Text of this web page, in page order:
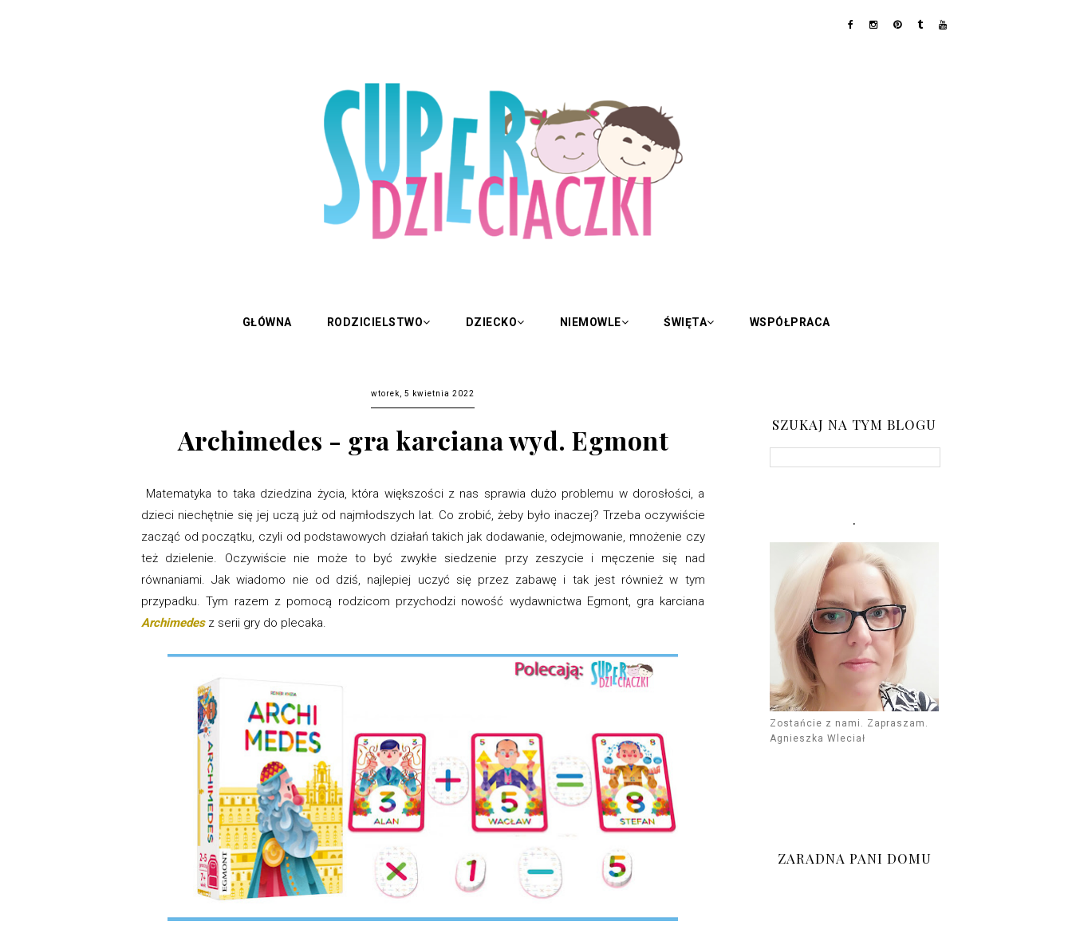
GŁÓWNA RODZICIELSTWO DZIECKO NIEMOWLE ŚWIĘTA WSPÓŁPRACA
wtorek, 5 kwietnia 2022
Archimedes - gra karciana wyd. Egmont
Matematyka to taka dziedzina życia, która większości z nas sprawia dużo problemu w dorosłości, a
dzieci niechętnie się jej uczą już od najmłodszych lat. Co zrobić, żeby było inaczej? Trzeba oczywiście
zacząć od początku, czyli od podstawowych działań takich jak dodawanie, odejmowanie, mnożenie czy
też dzielenie. Oczywiście nie może to być zwykłe siedzenie przy zeszycie i męczenie się nad
równaniami. Jak wiadomo nie od dziś, najlepiej uczyć się przez zabawę i tak jest również w tym
przypadku. Tym razem z pomocą rodzicom przychodzi nowość wydawnictwa Egmont, gra karciana
Archimedes z serii gry do plecaka.
SZUKAJ NA TYM BLOGU
.
Zostańcie z nami. Zapraszam.
Agnieszka Wleciał
ZARADNA PANI DOMU